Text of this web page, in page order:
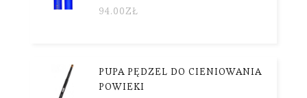
94.00ZŁ
PUPA PĘDZEL DO CIENIOWANIA
POWIEKI